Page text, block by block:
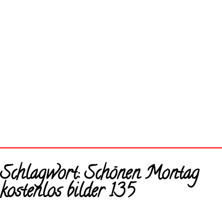
Startseite
Neue Bilder
Schlagwort:Schönen Montag
kostenlos bilder 135